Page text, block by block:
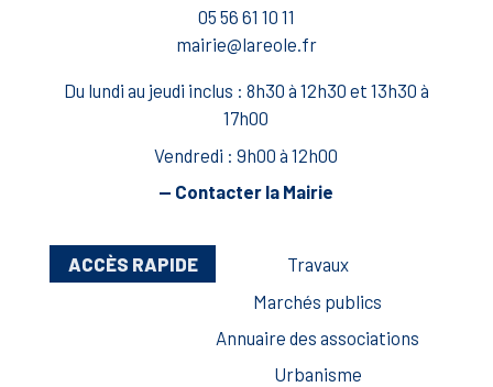
05 56 61 10 11
mairie@lareole.fr
Du lundi au jeudi inclus : 8h30 à 12h30 et 13h30 à
17h00
Vendredi : 9h00 à 12h00
— Contacter la Mairie
ACCÈS RAPIDE
Travaux
Marchés publics
Annuaire des associations
Urbanisme